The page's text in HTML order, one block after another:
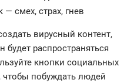
смех, страх, гнев
вирусный контент,
распространяться
кнопки социальных
чтобы побуждать людей